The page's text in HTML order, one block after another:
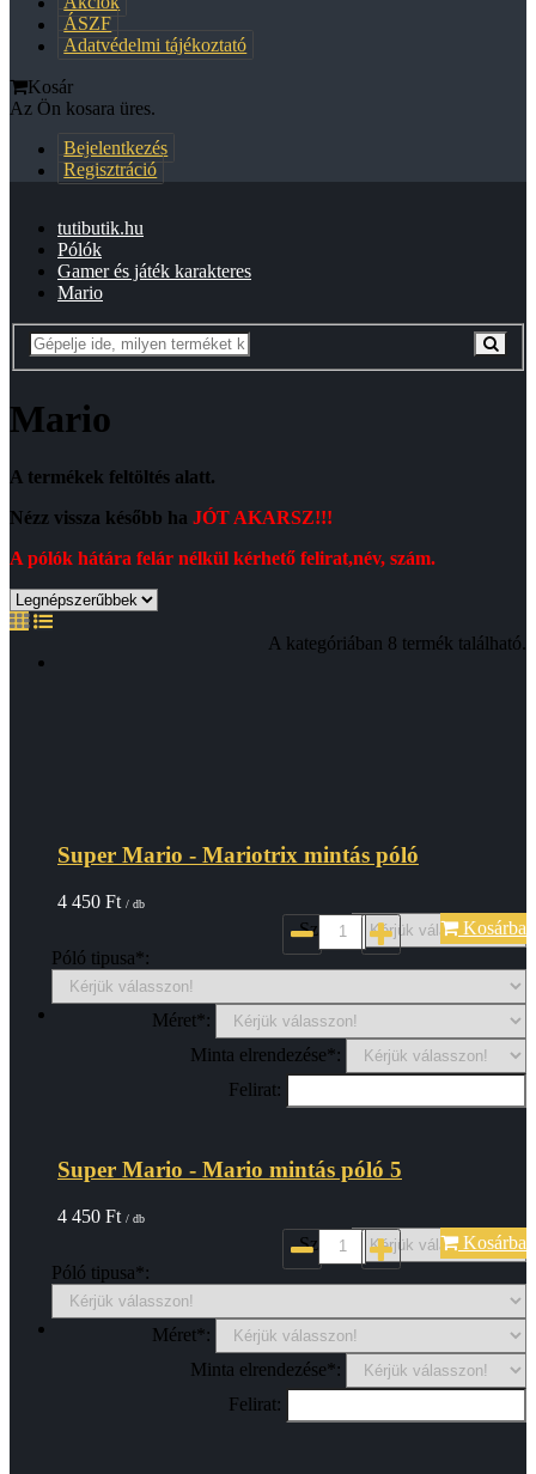
ÁSZF
Adatvédelmi tájékoztató
Kosár
Az Ön kosara üres.
Bejelentkezés
Regisztráció
tutibutik.hu
Pólók
Gamer és játék karakteres
Mario
Mario
A termékek feltöltés alatt.
Nézz vissza később ha JÓT AKARSZ!!!
A pólók hátára felár nélkül kérhető felirat,név, szám.
A kategóriában 8 termék található.
Super Mario - Mariotrix mintás póló
4 450 Ft / db
Szin*:
Póló tipusa*:
Méret*:
Minta elrendezése*:
Felirat:
Kosárba
Super Mario - Mario mintás póló 5
4 450 Ft / db
Szin*:
Póló tipusa*:
Méret*:
Minta elrendezése*:
Felirat:
Kosárba